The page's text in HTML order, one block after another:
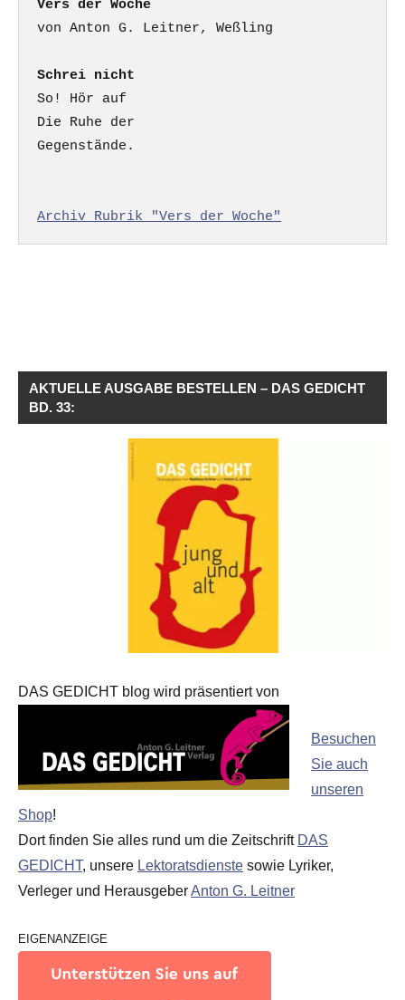
Vers der Woche
Schrei nicht
So! Hör auf
Die Ruhe der
Gegenstände.
Archiv Rubrik "Vers der Woche"
AKTUELLE AUSGABE BESTELLEN – DAS GEDICHT
BD. 33:
DAS GEDICHT blog wird präsentiert von
Besuchen
Sie auch
unseren
Shop!
Dort finden Sie alles rund um die Zeitschrift DAS
GEDICHT, unsere Lektoratsdienste sowie Lyriker,
Verleger und HerausgeberAnton G. Leitner
EIGENANZEIGE